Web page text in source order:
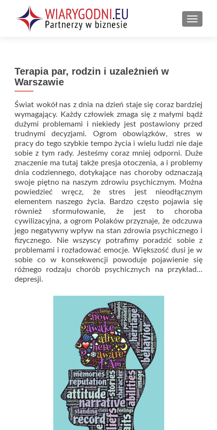
Terapia par, rodzin i uzależnień w
Warszawie
Świat wokół nas z dnia na dzień staje się coraz bardziej
wymagający. Każdy człowiek zmaga się z małymi bądź
dużymi problemami i niekiedy jest postawiony przed
trudnymi decyzjami. Ogrom obowiązków, stres w
pracy do tego szybkie tempo życia i wielu ludzi nie daje
sobie z tym rady. Jesteśmy coraz mniej odporni. Duże
znaczenie ma tutaj także presja otoczenia, a i problemy
dnia codziennego, dotykające nas choroby odznaczają
swoje piętno na naszym zdrowiu psychicznym. Można
powiedzieć wręcz, że stres jest nieodłącznym
elementem naszego życia. Bardzo często pojawia się
również sformułowanie, że jest to choroba
cywilizacyjna, a ogrom Polaków przyznaje, że odczuwa
jego negatywny wpływ na stan zdrowia psychicznego i
fizycznego. Nie wszyscy potrafimy poradzić sobie z
problemami i rozładować emocje. Większość dusi je w
sobie co w konsekwencji powoduje pojawienie się
różnego rodzaju chorób psychicznych na przykład…
depresji.